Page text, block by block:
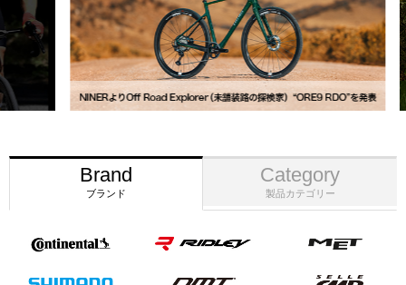
Brand
ブランド
Category
製品カテゴリー